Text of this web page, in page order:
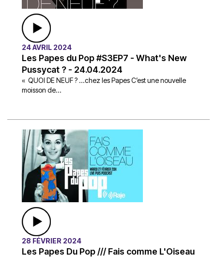
24 AVRIL 2024
Les Papes du Pop #S3EP7 - What's New
Pussycat ? - 24.04.2024
« QUOI DE NEUF ? ...chez les Papes C’est une nouvelle
moisson de...
28 FÉVRIER 2024
Les Papes Du Pop /// Fais comme L'Oiseau